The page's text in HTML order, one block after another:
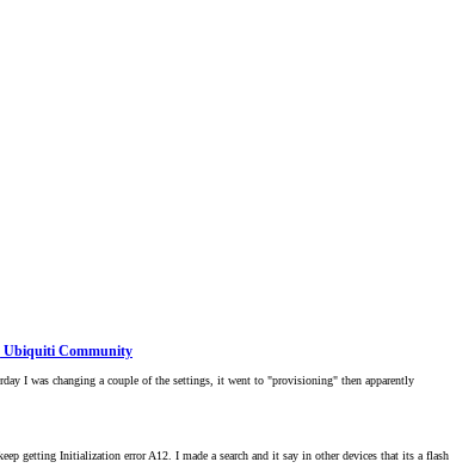
Community
I was changing a couple of the settings, it went to "provisioning" then apparently
getting Initialization error A12. I made a search and it say in other devices that its a flash